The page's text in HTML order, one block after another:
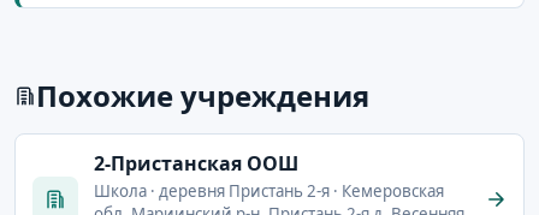
Похожие учреждения
2-Пристанская ООШ
Школа · деревня Пристань 2-я · Кемеровская